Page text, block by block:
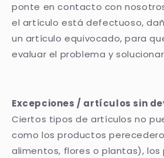
ponte en contacto con
el artículo está defectuoso,
un artículo equivocado, para
evaluar el problema y
Excepciones / artículos sin
Ciertos tipos de artículos no
como los productos
alimentos, flores o plantas), los